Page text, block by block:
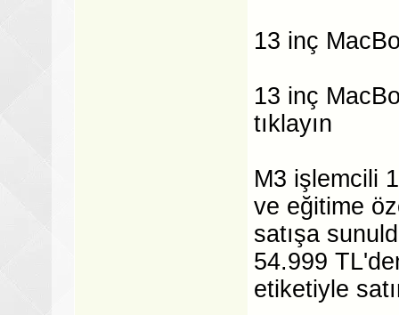
13 inç
13 inç
tıklayın
M3 işlemcili
ve eğitime
satışa
54.999
etiketiyle